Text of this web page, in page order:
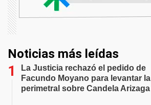
Noticias más leídas
La Justicia rechazó el pedido de
Facundo Moyano para levantar la
perimetral sobre Candela Arizaga